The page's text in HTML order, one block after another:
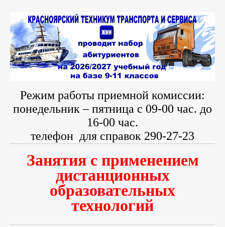
Режим работы приемной комиссии:
понедельник – пятница с 09-00 час. до
16-00 час.
телефон для справок 290-27-23
Занятия с применением
дистанционных
образовательных
технологий